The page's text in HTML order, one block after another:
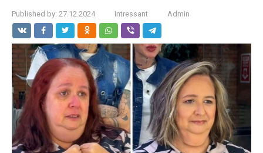
Published by: 27.12.2024 Intressant Admin